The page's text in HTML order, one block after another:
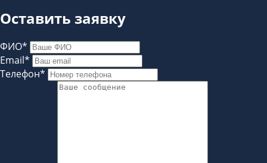
Оставить заявку
ФИО*
Email*
Телефон*